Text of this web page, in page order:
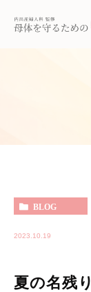
BLOG
2023.10.19
夏の名残り